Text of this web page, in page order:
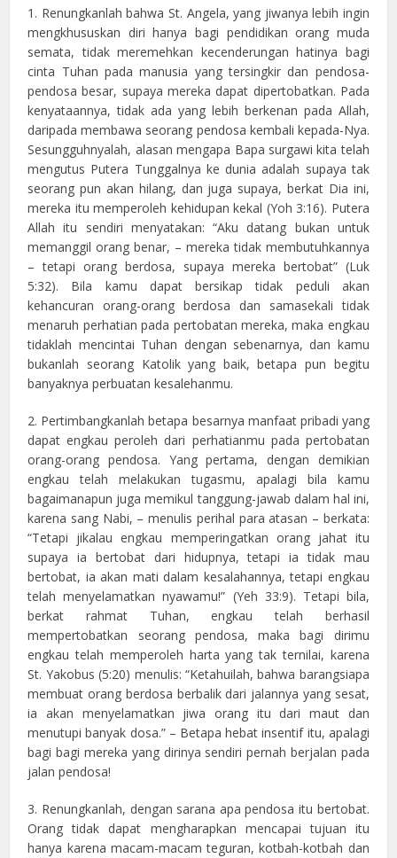
1. Renungkanlah bahwa St. Angela, yang jiwanya lebih ingin
mengkhususkan diri hanya bagi pendidikan orang muda
semata, tidak meremehkan kecenderungan hatinya bagi
cinta Tuhan pada manusia yang tersingkir dan pendosa-
pendosa besar, supaya mereka dapat dipertobatkan. Pada
kenyataannya, tidak ada yang lebih berkenan pada Allah,
daripada membawa seorang pendosa kembali kepada-Nya.
Sesungguhnyalah, alasan mengapa Bapa surgawi kita telah
mengutus Putera Tunggalnya ke dunia adalah supaya tak
seorang pun akan hilang, dan juga supaya, berkat Dia ini,
mereka itu memperoleh kehidupan kekal (Yoh 3:16). Putera
Allah itu sendiri menyatakan: “Aku datang bukan untuk
memanggil orang benar, – mereka tidak membutuhkannya
– tetapi orang berdosa, supaya mereka bertobat” (Luk
5:32). Bila kamu dapat bersikap tidak peduli akan
kehancuran orang-orang berdosa dan samasekali tidak
menaruh perhatian pada pertobatan mereka, maka engkau
tidaklah mencintai Tuhan dengan sebenarnya, dan kamu
bukanlah seorang Katolik yang baik, betapa pun begitu
banyaknya perbuatan kesalehanmu.
2. Pertimbangkanlah betapa besarnya manfaat pribadi yang
dapat engkau peroleh dari perhatianmu pada pertobatan
orang-orang pendosa. Yang pertama, dengan demikian
engkau telah melakukan tugasmu, apalagi bila kamu
bagaimanapun juga memikul tanggung-jawab dalam hal ini,
karena sang Nabi, – menulis perihal para atasan – berkata:
“Tetapi jikalau engkau memperingatkan orang jahat itu
supaya ia bertobat dari hidupnya, tetapi ia tidak mau
bertobat, ia akan mati dalam kesalahannya, tetapi engkau
telah menyelamatkan nyawamu!” (Yeh 33:9). Tetapi bila,
berkat rahmat Tuhan, engkau telah berhasil
mempertobatkan seorang pendosa, maka bagi dirimu
engkau telah memperoleh harta yang tak ternilai, karena
St. Yakobus (5:20) menulis: “Ketahuilah, bahwa barangsiapa
membuat orang berdosa berbalik dari jalannya yang sesat,
ia akan menyelamatkan jiwa orang itu dari maut dan
menutupi banyak dosa.” – Betapa hebat insentif itu, apalagi
bagi bagi mereka yang dirinya sendiri pernah berjalan pada
jalan pendosa!
3. Renungkanlah, dengan sarana apa pendosa itu bertobat.
Orang tidak dapat mengharapkan mencapai tujuan itu
hanya karena macam-macam teguran, kotbah-kotbah dan